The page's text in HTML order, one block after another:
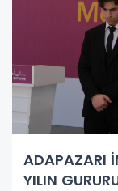
ADAPAZARI
YILIN